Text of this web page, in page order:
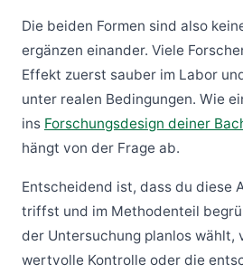
Die beiden Formen sind also
ergänzen einander. Viele
Effekt zuerst sauber im Labor
unter realen Bedingungen. Wie
ins Forschungsdesign deiner
hängt von der Frage ab.
Entscheidend ist, dass du diese
triffst und im Methodenteil
der Untersuchung planlos wählt,
wertvolle Kontrolle oder die